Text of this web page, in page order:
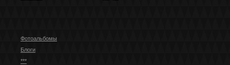
Фотоальбомы
Блоги
***